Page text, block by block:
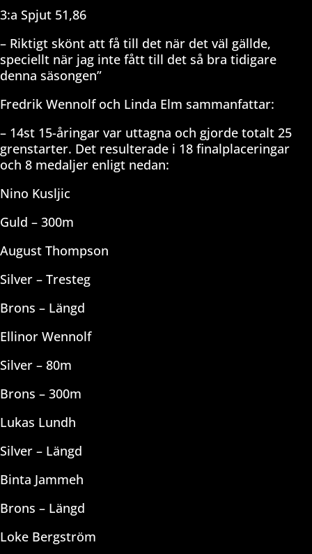
3:a Spjut 51,86
– Riktigt skönt att få till det när det väl gällde,
speciellt när jag inte fått till det så bra tidigare
denna säsongen”
Fredrik Wennolf och Linda Elm sammanfattar:
– 14st 15-åringar var uttagna och gjorde totalt 25
grenstarter. Det resulterade i 18 finalplaceringar
och 8 medaljer enligt nedan:
Nino Kusljic
Guld – 300m
August Thompson
Silver – Tresteg
Brons – Längd
Ellinor Wennolf
Silver – 80m
Brons – 300m
Lukas Lundh
Silver – Längd
Binta Jammeh
Brons – Längd
Loke Bergström